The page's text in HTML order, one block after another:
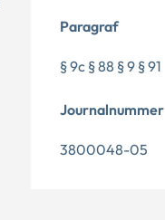
Paragraf
§ 9c § 88 § 9 § 91
Journalnummer
3800048-05